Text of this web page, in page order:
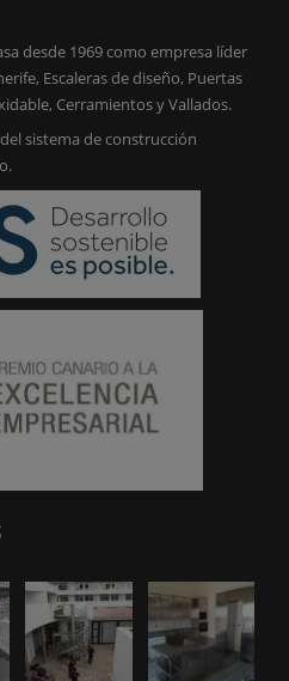
desde 1969 como empresa líder
Escaleras de diseño, Puertas
Cerramientos y Vallados.
sistema de construcción